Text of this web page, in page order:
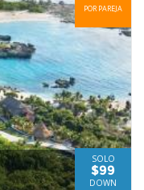
POR PAREJA
SOLO
$99
DOWN